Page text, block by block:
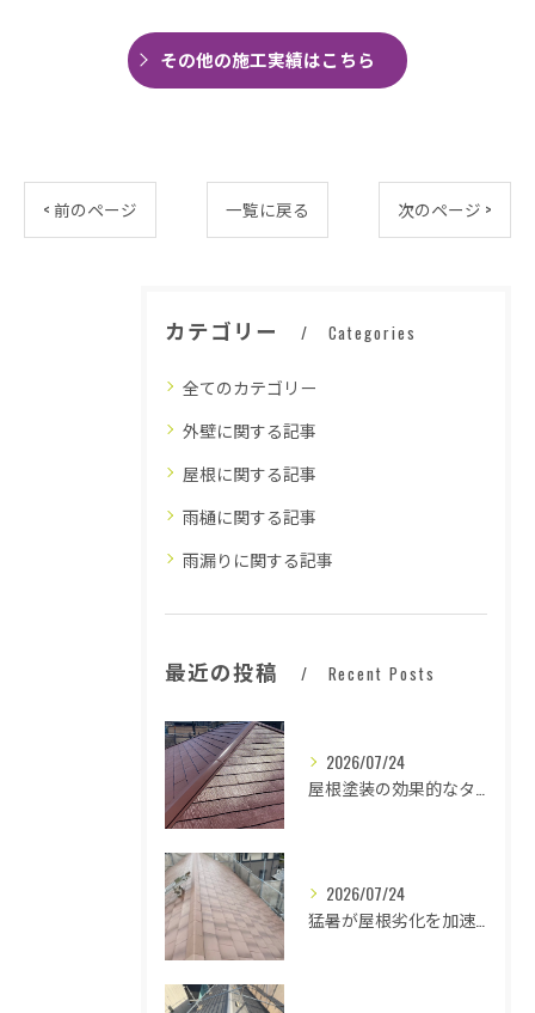
その他の施工実績はこちら
< 前のページ 一覧に戻る 次のページ >
カテゴリー Categories
全てのカテゴリー
外壁に関する記事
屋根に関する記事
雨樋に関する記事
雨漏りに関する記事
最近の投稿 Recent Posts
2026/07/24
2026/07/24